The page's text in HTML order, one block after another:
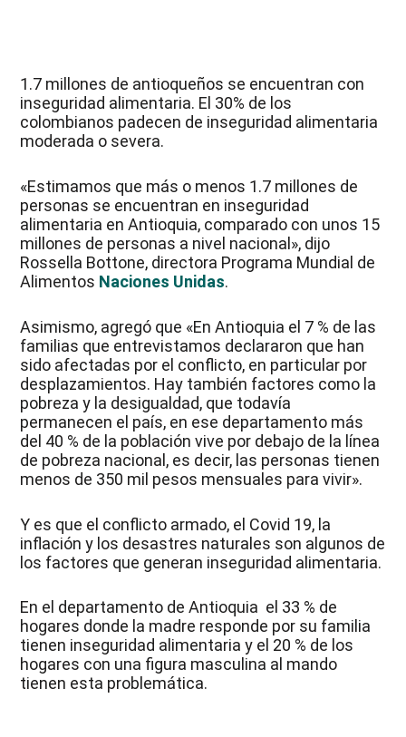
1.7 millones de antioqueños se encuentran con
inseguridad alimentaria. El 30% de los
colombianos padecen de inseguridad alimentaria
moderada o severa.
«Estimamos que más o menos 1.7 millones de
personas se encuentran en inseguridad
alimentaria en Antioquia, comparado con unos 15
millones de personas a nivel nacional», dijo
Rossella Bottone, directora Programa Mundial de
Alimentos Naciones Unidas.
Asimismo, agregó que «En Antioquia el 7 % de las
familias que entrevistamos declararon que han
sido afectadas por el conflicto, en particular por
desplazamientos. Hay también factores como la
pobreza y la desigualdad, que todavía
permanecen el país, en ese departamento más
del 40 % de la población vive por debajo de la línea
de pobreza nacional, es decir, las personas tienen
menos de 350 mil pesos mensuales para vivir».
Y es que el conflicto armado, el Covid 19, la
inflación y los desastres naturales son algunos de
los factores que generan inseguridad alimentaria.
En el departamento de Antioquia el 33 % de
hogares donde la madre responde por su familia
tienen inseguridad alimentaria y el 20 % de los
hogares con una figura masculina al mando
tienen esta problemática.